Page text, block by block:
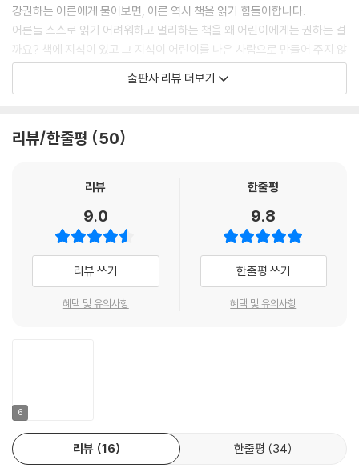
강권하는 어른에게 물어보면, 어른 역시 책을 읽기 힘들어합니다.
어른들 스스로 읽기 어려워하고 멀리하는 책을 왜 어린이에게는 권하는 걸
까요? 책에 지식이 있고 그 지식이 어린이를 나은 사람으로 만들어 주지 않
을까 하는 바람, 좀 더 솔직하게 말하면 어린이의 성적을 올릴 수 있지 않을
까 하는 욕심이 있기 때문이 아닐까요? 어른들 역시 그래서 자신도 책을 읽
의 책을 읽고 싶은데 접근하기도 읽어 나가기도 방법을 모르는 거죠.
책을 읽는 방법을 배워야 한다는 데에서 고개를 갸웃하는 분이 있다. 책은
적용하는 게 오히려 감상을 방해한다고 걱정하는 것이다. 억지스러운 ‘독
후 활동’의 폐단은 나 역시 걱정하고 경계한다. 그러나 책 읽는 방법을 배우
는 것은 이해를 깊게, 감상을 풍요롭게 하는 도구를 얻는 것이지, 유일한 잣
대를 가지는 것이 아니다. 도구를 잘 다루면 도구로부터 자유로워진다.”
가만 생각해 보면, 이 말은 어린이에게도 어른에게도 모두 적용되는 말이
것이다. …… 중요한 것은 다만 책을 읽는 것이다. 지식을 키우는 재미, 이야
기에 빠지는 재미, 알 듯 말 듯한 감정을 곱씹는 재미로 책 읽기를 이어 갈
수 있으면 된다.”
출판사 리뷰 더보기
리뷰/한줄평 50
리뷰
9.0
리뷰 쓰기
혜택 및 유의사항
한줄평
9.8
한줄평 쓰기
혜택 및 유의사항
6
리뷰 16 한줄평 34